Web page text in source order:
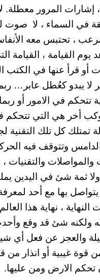
إشارات المرور معطلة.
في السماء ، لا صوت
، تحتبس معه
القيامة ، القيامة
أو قرأ عنها في الكتب
لا يبدو كعُطل عابر…
تتحكم في الامور أو
أخر هي التي تتحكم
تمتلك كل تلك التقنية
وتتوقف فيه
والمواصلات
ثمة شئ في اليدين
يتواصل بها مع أحد
، نهاية هذا
ولكنه شئ قد وقع
والعجز عن فعل أي
قوة غيبية أو انذار من
تحكم الارض ومن عليها.